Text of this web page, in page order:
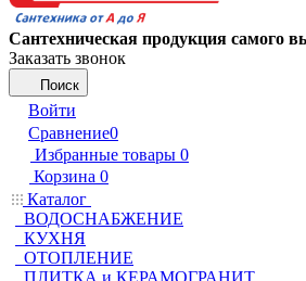
Сантехническая продукция самого
Заказать звонок
Поиск
Войти
Сравнение0
Избранные товары 0
Корзина 0
Каталог
ВОДОСНАБЖЕНИЕ
КУХНЯ
ОТОПЛЕНИЕ
ПЛИТКА и КЕРАМОГРАНИТ